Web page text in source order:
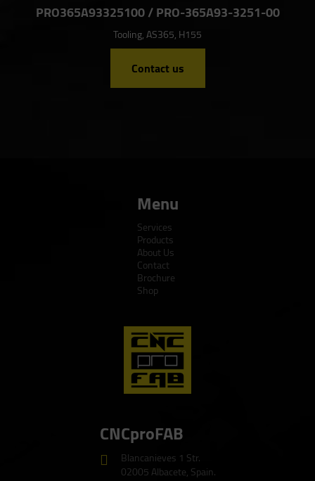
PRO365A93325100 / PRO-365A93-3251-00
Tooling, AS365, H155
Contact us
Menu
Services
Products
About Us
Contact
Brochure
Shop
CNCproFAB
Blancanieves 1 Str.
02005 Albacete, Spain.